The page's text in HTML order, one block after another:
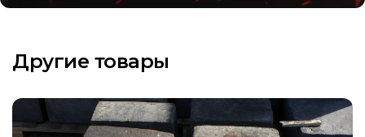
Другие товары